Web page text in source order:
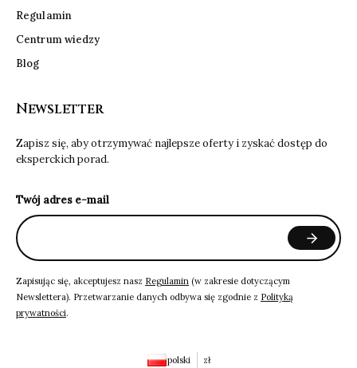
Regulamin
Centrum wiedzy
Blog
Newsletter
Zapisz się, aby otrzymywać najlepsze oferty i zyskać dostęp do
eksperckich porad.
Twój adres e-mail
Zapisując się, akceptujesz nasz Regulamin (w zakresie dotyczącym
Newslettera). Przetwarzanie danych odbywa się zgodnie z Polityką
prywatności.
polski zł